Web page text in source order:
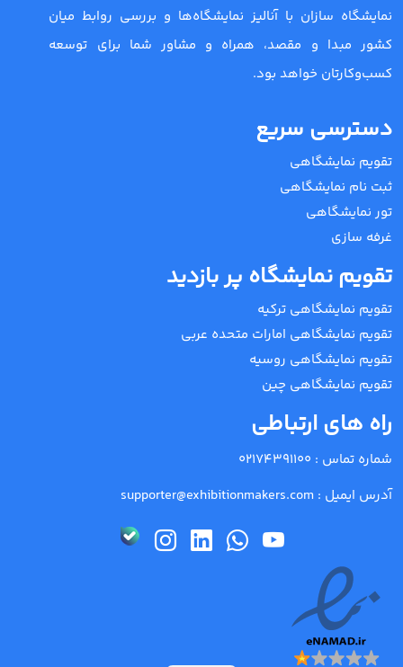
نمایشگاه سازان با آنالیز نمایشگاه‌ها و بررسی روابط میان
کشور مبدا و مقصد، همراه و مشاور شما برای توسعه
کسب‌وکارتان خواهد بود.
دسترسی سریع
تقویم نمایشگاهی
ثبت نام نمایشگاهی
تور نمایشگاهی
غرفه سازی
تقویم نمایشگاه پر بازدید
تقویم نمایشگاهی ترکیه
تقویم نمایشگاهی امارات متحده عربی
تقویم نمایشگاهی روسیه
تقویم نمایشگاهی چین
راه های ارتباطی
شماره تماس : 02174391100
آدرس ایمیل : supporter@exhibitionmakers.com